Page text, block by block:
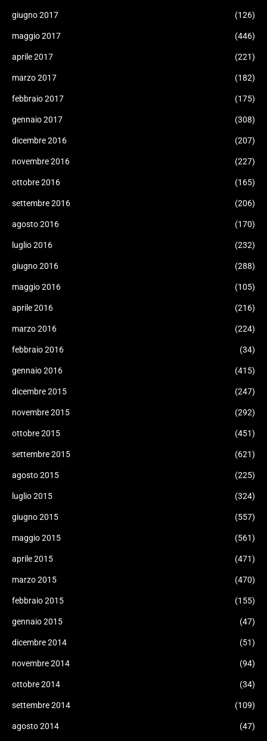
giugno 2017 (126)
maggio 2017 (446)
aprile 2017 (221)
marzo 2017 (182)
febbraio 2017 (175)
gennaio 2017 (308)
dicembre 2016 (207)
novembre 2016 (227)
ottobre 2016 (165)
settembre 2016 (206)
agosto 2016 (170)
luglio 2016 (232)
giugno 2016 (288)
maggio 2016 (105)
aprile 2016 (216)
marzo 2016 (224)
febbraio 2016 (34)
gennaio 2016 (415)
dicembre 2015 (247)
novembre 2015 (292)
ottobre 2015 (451)
settembre 2015 (621)
agosto 2015 (225)
luglio 2015 (324)
giugno 2015 (557)
maggio 2015 (561)
aprile 2015 (471)
marzo 2015 (470)
febbraio 2015 (155)
gennaio 2015 (47)
dicembre 2014 (51)
novembre 2014 (94)
ottobre 2014 (34)
settembre 2014 (109)
agosto 2014 (47)